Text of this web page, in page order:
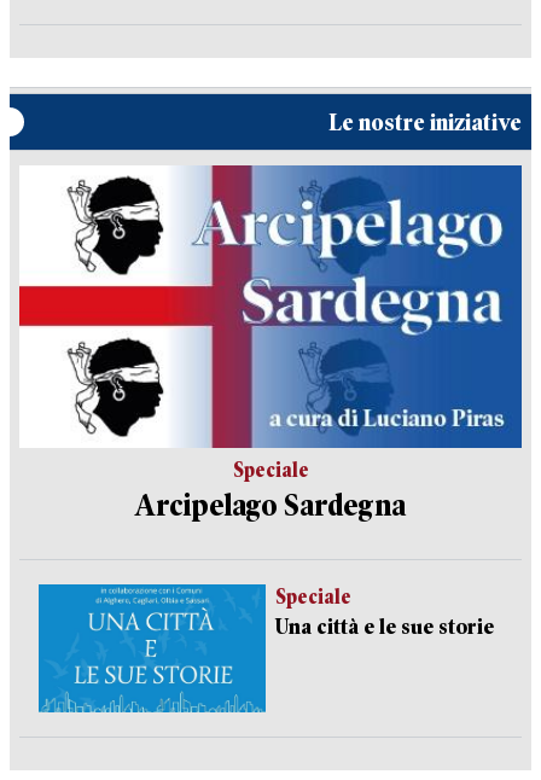
Le nostre iniziative
Speciale
Arcipelago Sardegna
Speciale
Una città e le sue storie